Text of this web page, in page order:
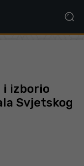
i izborio
Svjetskog